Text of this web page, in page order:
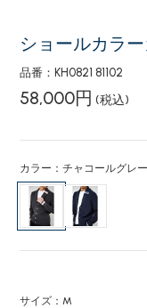
ショールカラ
品番：KH0821 81102
58,000円 (税込)
カラー：チャコールグレー
サイズ：M